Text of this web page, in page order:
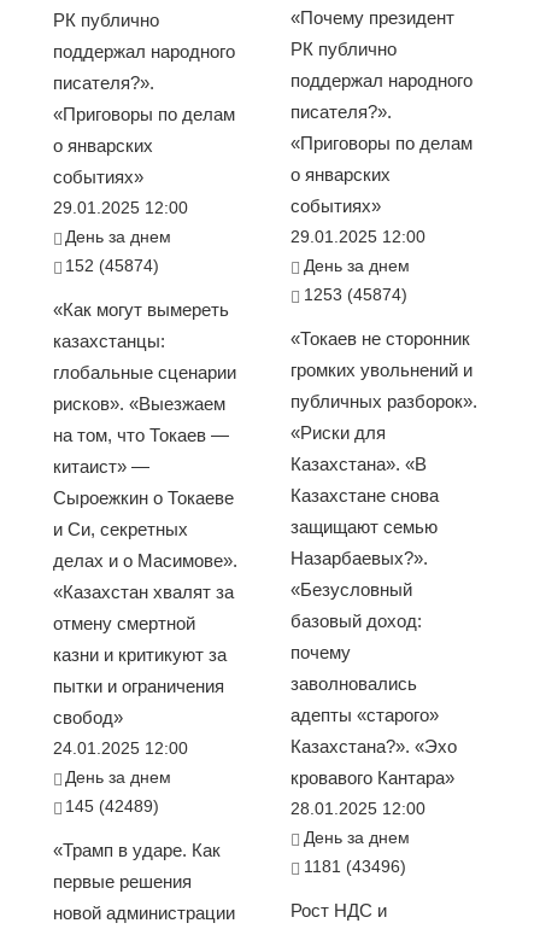
РК публично
поддержал народного
писателя?».
«Приговоры по делам
о январских
событиях»
29.01.2025 12:00
День за днем
152 (45874)
«Как могут вымереть
казахстанцы:
глобальные сценарии
рисков». «Выезжаем
на том, что Токаев —
китаист» —
Сыроежкин о Токаеве
и Си, секретных
делах и о Масимове».
«Казахстан хвалят за
отмену смертной
казни и критикуют за
пытки и ограничения
свобод»
24.01.2025 12:00
День за днем
145 (42489)
«Трамп в ударе. Как
первые решения
новой администрации
«Почему президент
РК публично
поддержал народного
писателя?».
«Приговоры по делам
о январских
событиях»
29.01.2025 12:00
День за днем
1253 (45874)
«Токаев не сторонник
громких увольнений и
публичных разборок».
«Риски для
Казахстана». «В
Казахстане снова
защищают семью
Назарбаевых?».
«Безусловный
базовый доход:
почему
заволновались
адепты «старого»
Казахстана?». «Эхо
кровавого Кантара»
28.01.2025 12:00
День за днем
1181 (43496)
Рост НДС и